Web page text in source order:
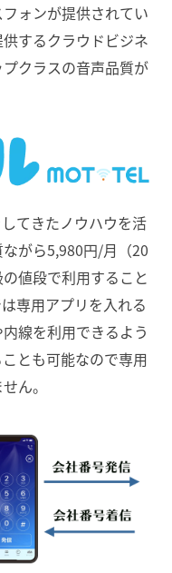
ォンが提供されてい
するクラウドビジネ
クラスの音声品質が
てきたノウハウを活
がら5,980円/月（20
値段で利用すること
専用アプリを入れる
線を利用できるよう
とも可能なので専用
ん。